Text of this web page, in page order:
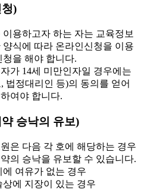
)
용하고자 하는 자는 교육정보
양식에 따라 온라인신청을 이용
을 해야 합니다.
가 14세 미만인자일 경우에는
법정대리인 등)의 동의를 얻어
여야 합니다.
승낙의 유보)
은 다음 각 호에 해당하는 경우
의 승낙을 유보할 수 있습니다.
에 여유가 없는 경우
상에 지장이 있는 경우